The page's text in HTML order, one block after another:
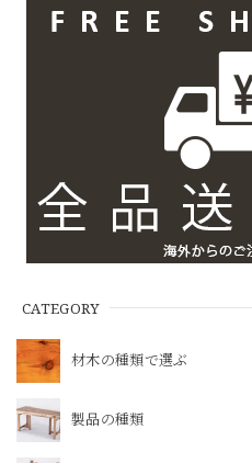
CATEGORY
材木の種類で選ぶ
製品の種類